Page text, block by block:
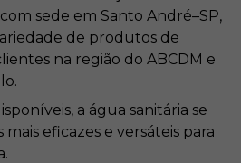
sede em Santo André–SP,
de produtos de
na região do ABCDM e
a água sanitária se
eficazes e versáteis para